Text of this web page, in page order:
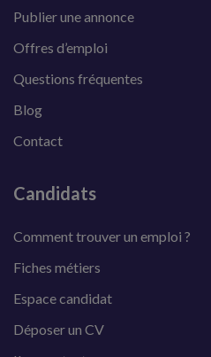
Publier une annonce
Offres d’emploi
Questions fréquentes
Blog
Contact
Candidats
Comment trouver un emploi ?
Fiches métiers
Espace candidat
Déposer un CV